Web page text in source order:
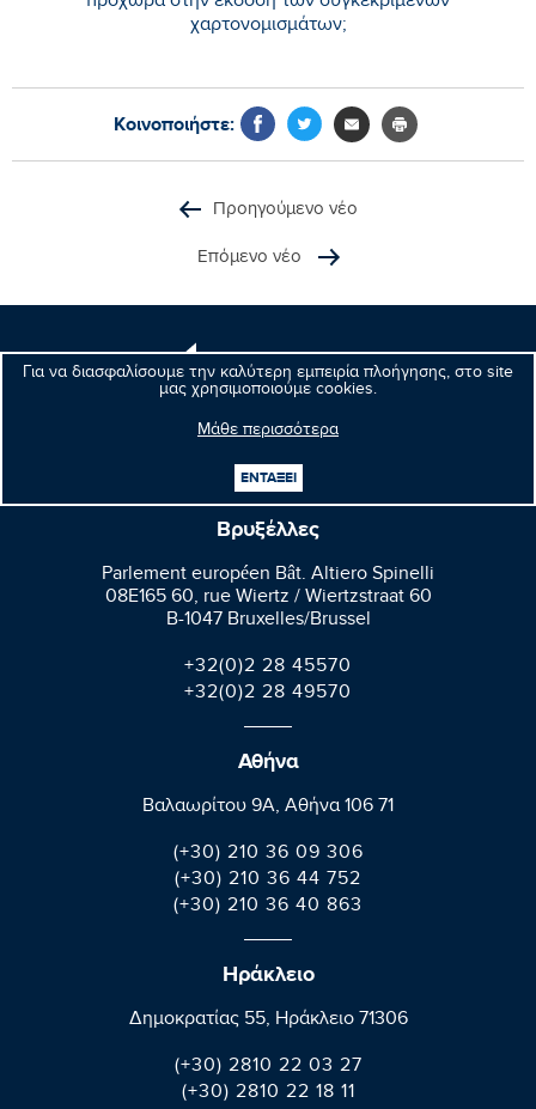
Για να διασφαλίσουμε την καλύτερη εμπειρία πλοήγησης, στο site
μας χρησιμοποιούμε cookies.
Μάθε περισσότερα
ΕΝΤΑΞΕΙ
χαρτονομισμάτων;
Κοινοποιήστε:
Προηγούμενο νέο
Επόμενο νέο
Μανώλης
Κεφαλογιάννης
Βρυξέλλες
Parlement européen Bât. Altiero Spinelli
08E165 60, rue Wiertz / Wiertzstraat 60
B-1047 Bruxelles/Brussel
+32(0)2 28 45570
+32(0)2 28 49570
Αθήνα
Βαλαωρίτου 9A, Aθήνα 106 71
(+30) 210 36 09 306
(+30) 210 36 44 752
(+30) 210 36 40 863
Ηράκλειο
Δημοκρατίας 55, Ηράκλειο 71306
(+30) 2810 22 03 27
(+30) 2810 22 18 11